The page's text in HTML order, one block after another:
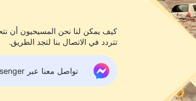
كيف يمكن لنا نحن المسيحيون أن
تتردد في الاتصال بنا لتجد الطريق.
تواصل معنا عبر Messenger